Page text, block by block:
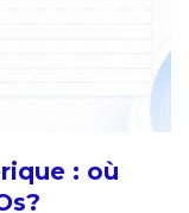
: où